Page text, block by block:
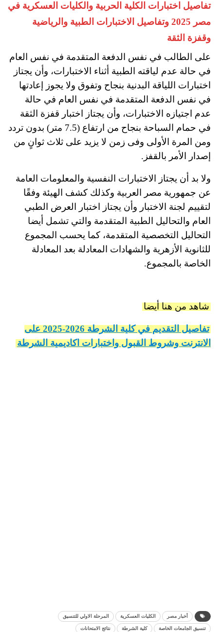
تفاصيل اختبارات الكلية الحربية والكليات العسكرية في
مصر 2025 وتفاصيل الاختبارات الطبية والرياضية
وقفزة الثقة
على الطالب في نفس الدفعة المتقدمة في نفس العام
في حالة عدم لياقته الطبية أثناء الاختبارات، وأن يجتاز
اختبارات اللياقة البدنية بنجاح وتفوق ولا يجوز إعادتها
في نفس الدفعة المتقدمة في نفس العام في حالة
عدم اجتيازه الاختبارات، وأن يجتاز اختبار قفزة الثقة
في حمام السباحة بنجاح من ارتفاع (7.5 متر) بدون تردد
ومن المرة الأولى وفى زمن لا يزيد على ثلاث ثوانٍ من
إصدار الأمر بالقفز.
ولا بد أن يجتاز الاختبارات النفسية والمعلومات العامة
عن جمهورية مصر العربية وكذلك كشف الهيئة وفقًا
لتقييم لجنة الاختبار وأن يجتاز اختبار العرض الطبي
العام والتحاليل الطبية المتقدمة والتي تشمل أيضا
التحاليل التخصصية المتقدمة، كما يحسب المجموع
للثانوية الأزهرية والشهادات المعادلة بعد المعادلة
الخاصة بالمجموع.
شاهد من هنا أيضا
تفاصيل التقديم في كلية الشرطة 2026-2025 على
الانترنت وشروط القبول واختبارات اكاديمية الشرطة
أخبار مصر الكليات العسكرية المرحلة الاولي للتنسيق
تنسيق الجامعات الخاصة كلية الشرطة نتائج الامتحانات